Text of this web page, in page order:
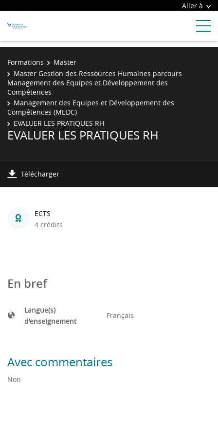
Aller à
Formations
Master
Master Gestion des Ressources Humaines parcours
Management des Equipes et Développement des
Compétences
Management des Equipes et Développement des
Compétences (MEDC)
EVALUER LES PRATIQUES RH
EVALUER LES PRATIQUES RH
Télécharger
ECTS
4 crédits
En bref
Langue(s)
d'enseignement
Français
Avec commentaires
Non